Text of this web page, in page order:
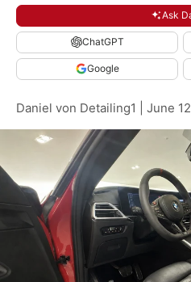
Ask
ChatGPT
Google
Daniel von Detailing1 | June